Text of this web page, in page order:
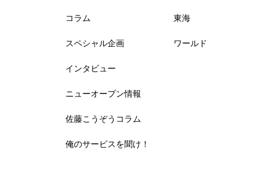
コラム
スペシャル企画
インタビュー
ニューオープン情報
佐藤こうぞうコラム
俺のサービスを聞け！
東海
ワールド